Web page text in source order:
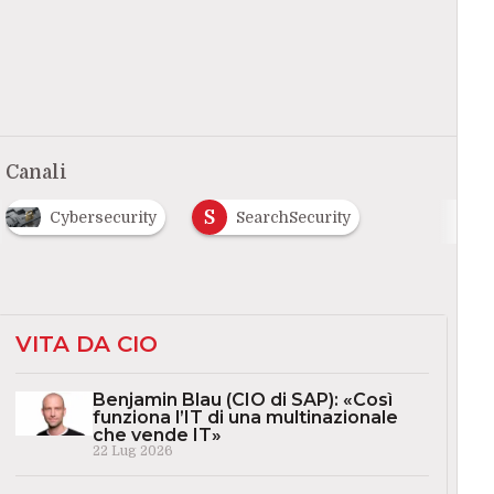
Canali
Cybersecurity S SearchSecurity
VITA DA CIO
Benjamin Blau (CIO di SAP): «Così
funziona l’IT di una multinazionale
che vende IT»
22 Lug 2026